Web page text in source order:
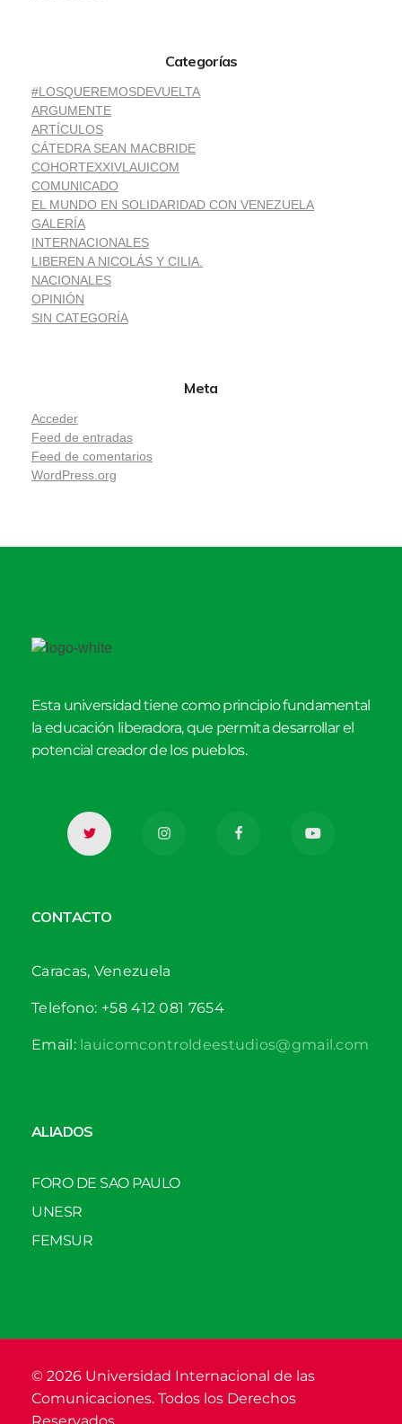
Categorías
#LOSQUEREMOSDEVUELTA
ARGUMENTE
ARTÍCULOS
CÁTEDRA SEAN MACBRIDE
COHORTEXXIVLAUICOM
COMUNICADO
EL MUNDO EN SOLIDARIDAD CON VENEZUELA
GALERÍA
INTERNACIONALES
LIBEREN A NICOLÁS Y CILIA.
NACIONALES
OPINIÓN
SIN CATEGORÍA
Meta
Acceder
Feed de entradas
Feed de comentarios
WordPress.org
Esta universidad tiene como principio fundamental
la educación liberadora, que permita desarrollar el
potencial creador de los pueblos.
CONTACTO
Caracas, Venezuela
Telefono: +58 412 081 7654
Email:lauicomcontroldeestudios@gmail.com
ALIADOS
FORO DE SAO PAULO
UNESR
FEMSUR
© 2026 Universidad Internacional de las
Comunicaciones. Todos los Derechos
Reservados.